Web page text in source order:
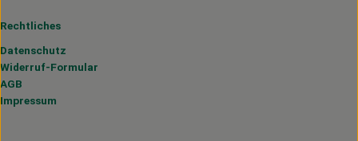
Rechtliches
Datenschutz
Widerruf-Formular
AGB
Impressum